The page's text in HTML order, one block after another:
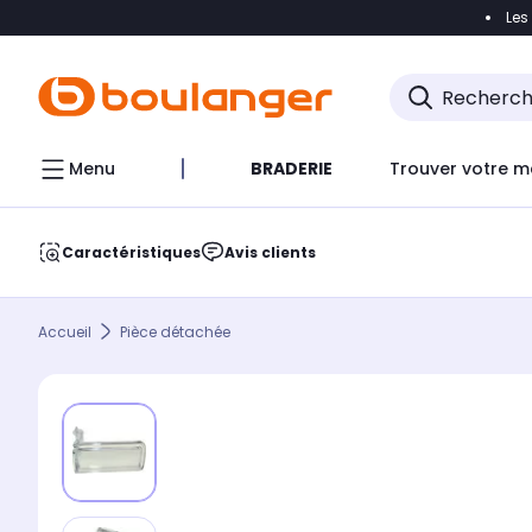
Accéder
Menu BRADERIE Trouver votre
Caractéristiques Avis clients
Accueil Pièce détachée